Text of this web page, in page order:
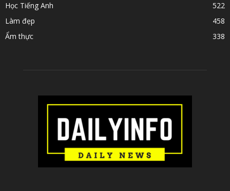
Học Tiếng Anh
522
Làm đẹp
458
Ẩm thực
338